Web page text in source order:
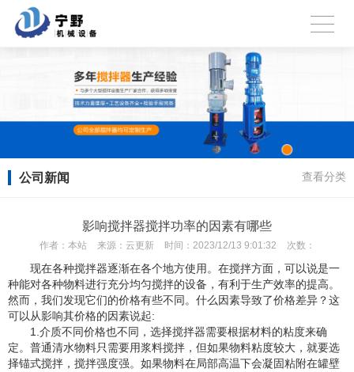
公司新闻 查看分类
影响搅拌器搅拌功率的因素有哪些
作者： 本站 来源： 云更新 时间： 2023/12/13 9:01:32 次数：
现在各种搅拌器逐渐在各个地方使用。在搅拌方面，可以说是一
种能对各种物料进行充分均匀搅拌的设备，有利于生产效率的提高。
然而，我们发现它们的价格有些不同。什么因素导致了价格差异？这
可以从影响其价格的因素说起:
1.介质不同价格也不同，选择搅拌器需要根据材料的粘度来确
定。普通清水物料只需要用浆料搅拌，但如果物料粘度较大，就要选
择锚式搅拌，搅拌强度强。如果物料在局部高温下会凝固粘附在罐壁